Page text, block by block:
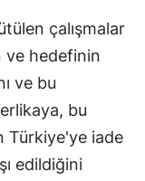
Ardahan
Yalova
Karabük
çalışmalar
ve hedefinin
ve bu
bu
Türkiye'ye iade
edildiğini